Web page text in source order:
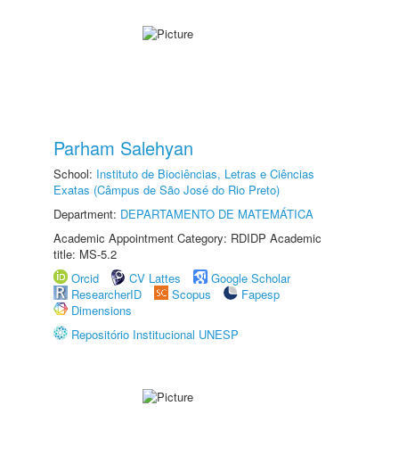
Parham Salehyan
School: Instituto de Biociências, Letras e Ciências
Exatas (Câmpus de São José do Rio Preto)
Department: DEPARTAMENTO DE MATEMÁTICA
Academic Appointment Category: RDIDP Academic
title: MS-5.2
Orcid
CV Lattes
Google Scholar
ResearcherID
Scopus
Fapesp
Dimensions
Repositório Institucional UNESP